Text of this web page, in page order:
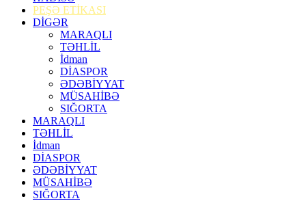
PEŞƏ ETİKASI
DİGƏR
MARAQLI
TƏHLİL
İdman
DİASPOR
ƏDƏBİYYAT
MÜSAHİBƏ
SIĞORTA
MARAQLI
TƏHLİL
İdman
DİASPOR
ƏDƏBİYYAT
MÜSAHİBƏ
SIĞORTA